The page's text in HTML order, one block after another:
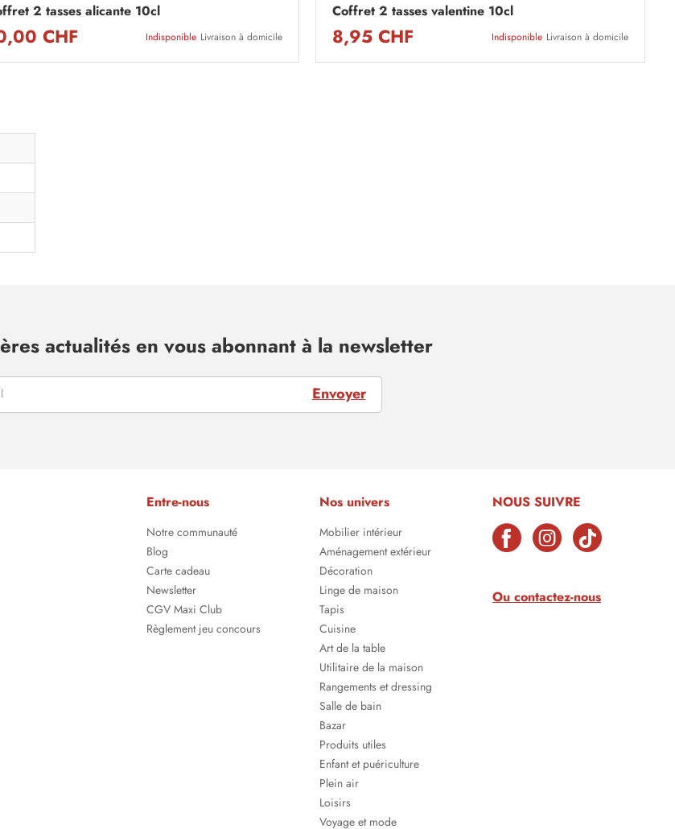
2 tasses alicante 10cl
CHF Indisponible Livraison à domicile
Coffret 2 tasses valentine 10cl
8,95 CHF Indisponible Livraison à domicile
actualités en vous abonnant à la newsletter
Envoyer
Entre-nous
Notre communauté
Blog
Carte cadeau
Newsletter
CGV Maxi Club
Règlement jeu concours
Nos univers
Mobilier intérieur
Aménagement extérieur
Décoration
Linge de maison
Tapis
Cuisine
Art de la table
Utilitaire de la maison
Rangements et dressing
Salle de bain
Bazar
Produits utiles
Enfant et puériculture
Plein air
Loisirs
Voyage et mode
NOUS SUIVRE
Ou contactez-nous